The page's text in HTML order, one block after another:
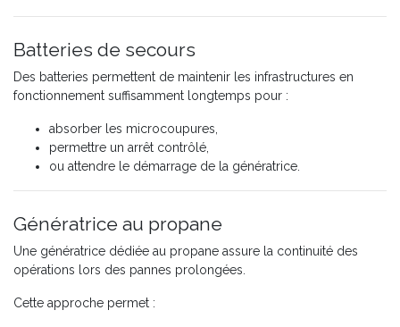
Batteries de secours
Des batteries permettent de maintenir les infrastructures en
fonctionnement suffisamment longtemps pour :
absorber les microcoupures,
permettre un arrêt contrôlé,
ou attendre le démarrage de la génératrice.
Génératrice au propane
Une génératrice dédiée au propane assure la continuité des
opérations lors des pannes prolongées.
Cette approche permet :